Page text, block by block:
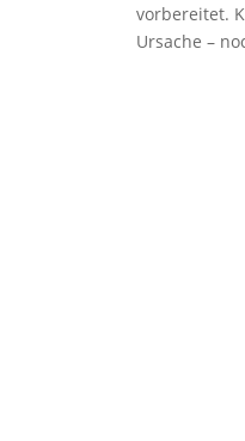
vorbereitet.
Ursache –